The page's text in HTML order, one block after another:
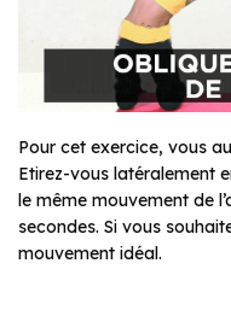
Pour cet exercice, vous
Etirez-vous latéralement
le même mouvement de
secondes. Si vous
mouvement idéal.